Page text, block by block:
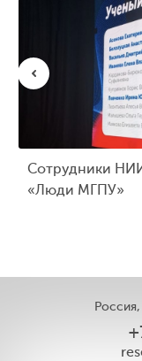
Сотрудники
«Люди МГПУ»